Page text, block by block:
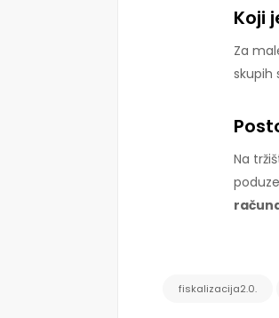
Koji
Za
skupih
Na
fiskalizacija2.0.